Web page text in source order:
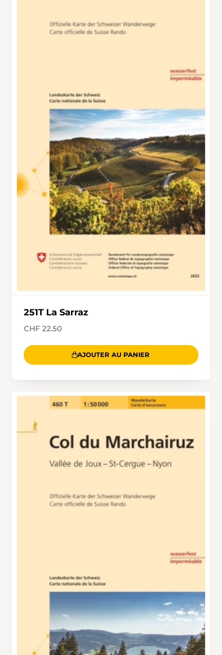
d’Arzière et par la combe aux Tassons. Au pied
couleurs au­tomnales sublimes. Au beau milieu
se trouve une bergerie. Tout en haut de la
dépression, à côté du chemin, un bel
emplacement permet de piqueniquer en
toute tranquillité. De petits sentiers
permettent de grimper jusqu’au point de vue
du Noirmont, à quelque 1500 m d’altitude.
Côté français, on découvre un tableau de
marécages et de lacs qui, en hiver, se
transforme en un paradis du ski de fond. Le
chemin redescend et, à hauteur des
Coppettes, on rejoint l’itinéraire de l’aller qui
permet de regagner la Cure, où l’on trouve de
sympathiques restaurants.
251T La Sarraz
CHF 22.50
AJOUTER AU PANIER